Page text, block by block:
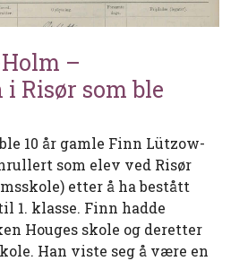
–
Risør som ble
10 år gamle Finn Lützow-
som elev ved Risør
etter å ha bestått
1. klasse. Finn hadde
Houges skole og deretter
Han viste seg å være en